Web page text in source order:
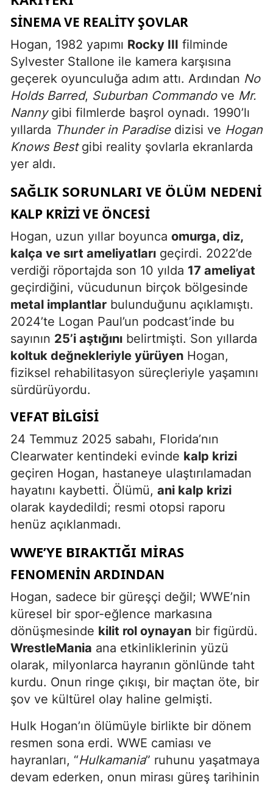
SINEMA VE REALITY ŞOVLAR
Hogan, 1982 yapımı Rocky III filminde
Sylvester Stallone ile kamera karşısına
geçerek oyunculuğa adım attı. Ardından No
Holds Barred, Suburban Commandove Mr.
Nannygibi filmlerde başrol oynadı. 1990’lı
yıllarda Thunder in Paradisedizisi ve Hogan
Knows Bestgibi reality şovlarla ekranlarda
yer aldı.
SAĞLIK SORUNLARI VE ÖLÜM NEDENI
KALP KRIZI VE ÖNCESI
Hogan, uzun yıllar boyunca omurga, diz,
kalça ve sırt ameliyatları geçirdi. 2022’de
verdiği röportajda son 10 yılda 17 ameliyat
geçirdiğini, vücudunun birçok bölgesinde
metal implantlar bulunduğunu açıklamıştı.
2024’te Logan Paul’un podcast’inde bu
sayının 25’i aştığını belirtmişti. Son yıllarda
koltuk değnekleriyle yürüyen Hogan,
fiziksel rehabilitasyon süreçleriyle yaşamını
sürdürüyordu.
VEFAT BILGISI
24 Temmuz 2025 sabahı, Florida’nın
Clearwater kentindeki evinde kalp krizi
geçiren Hogan, hastaneye ulaştırılamadan
hayatını kaybetti. Ölümü, ani kalp krizi
olarak kaydedildi; resmi otopsi raporu
henüz açıklanmadı.
WWE’YE BIRAKTIĞI MIRAS
FENOMENIN ARDINDAN
Hogan, sadece bir güreşçi değil; WWE’nin
küresel bir spor-eğlence markasına
dönüşmesinde kilit rol oynayan bir figürdü.
WrestleMania ana etkinliklerinin yüzü
olarak, milyonlarca hayranın gönlünde taht
kurdu. Onun ringe çıkışı, bir maçtan öte, bir
şov ve kültürel olay haline gelmişti.
Hulk Hogan’ın ölümüyle birlikte bir dönem
resmen sona erdi. WWE camiası ve
hayranları, “Hulkamania” ruhunu yaşatmaya
devam ederken, onun mirası güreş tarihinin